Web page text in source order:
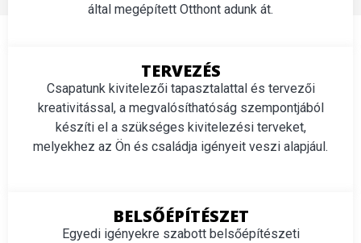
által megépített Otthont adunk át.
TERVEZÉS
Csapatunk kivitelezői tapasztalattal és tervezői
kreativitással, a megvalósíthatóság szempontjából
készíti el a szükséges kivitelezési terveket,
melyekhez az Ön és családja igényeit veszi alapjául.
BELSŐÉPÍTÉSZET
Egyedi igényekre szabott belsőépítészeti